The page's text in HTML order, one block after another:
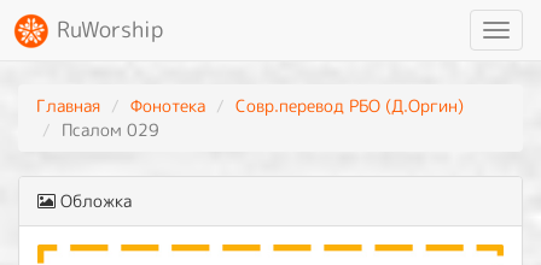
RuWorship
Главная Фонотека
Совр.перевод РБО (Д.Оргин)
Псалом 029
Обложка